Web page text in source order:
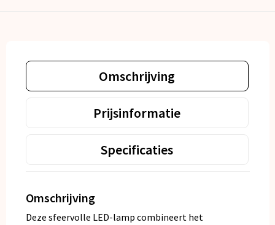
Omschrijving
Prijsinformatie
Specificaties
Omschrijving
Deze sfeervolle LED-lamp combineert het